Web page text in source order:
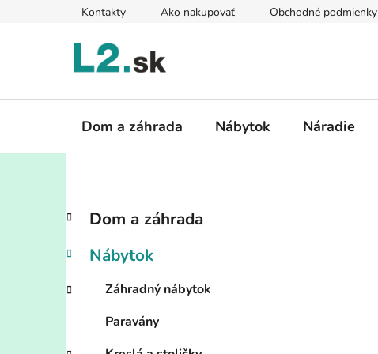
Kontakty Ako nakupovať Obchodné podmienky
Dom a záhrada Nábytok Náradie
B
č
ý
Preskočiť
kategórie
K
a
e
ó
e
Dom a záhrada
Nábytok
Záhradný nábytok
Paravány